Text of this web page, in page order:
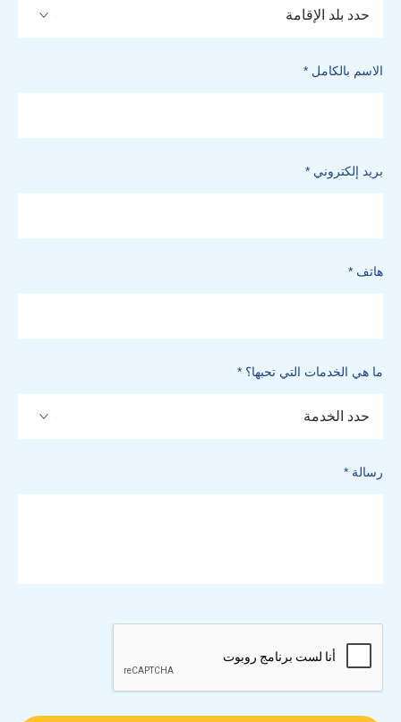
حدد بلد الإقامة
الاسم بالكامل *
بريد إلكتروني *
هاتف *
ما هي الخدمات التي تحبها؟ *
حدد الخدمة
رسالة *